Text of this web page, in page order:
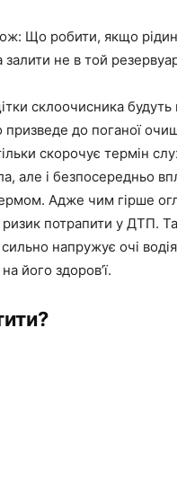
Що робити, якщо
не в той
склоочисника будуть
до поганої
скорочує термін
але і безпосередньо
Адже чим гірше
потрапити у ДТП.
напружує очі
його здоров’ї.